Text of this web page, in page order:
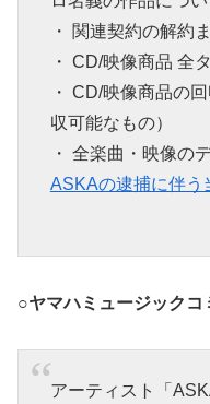
・ 関連契約の解約
・ CD/映像商品 全
・ CD/映像商品の
収可能なもの）
・ 全楽曲・映像の
ASKAの逮捕に伴う
○ヤマハミュージック
アーティスト「